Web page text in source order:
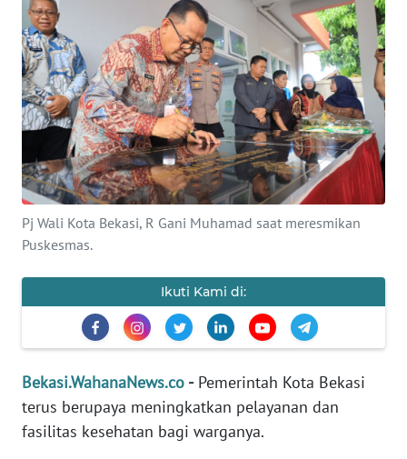
Pj Wali Kota Bekasi, R Gani Muhamad saat meresmikan
Puskesmas.
Ikuti Kami di:
Bekasi.WahanaNews.co -Pemerintah Kota Bekasi
terus berupaya meningkatkan pelayanan dan
fasilitas kesehatan bagi warganya.
Informasi
INDEKS
BERITA
KONTAK
KAMI
INFO
IKLAN
TENTANG
SIBER
REDAKSI